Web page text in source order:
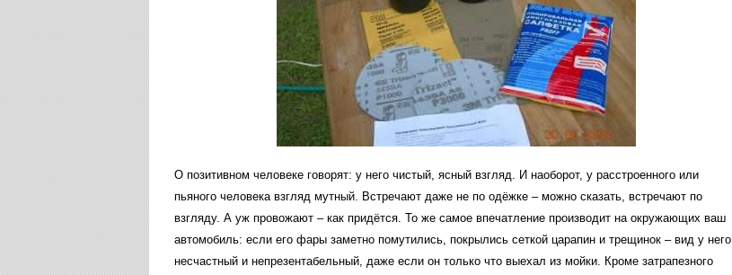
О позитивном человеке говорят: у него чистый, ясный взгляд. И наоборот, у расстроенного или
пьяного человека взгляд мутный. Встречают даже не по одёжке – можно сказать, встречают по
взгляду. А уж провожают – как придётся. То же самое впечатление производит на окружающих ваш
автомобиль: если его фары заметно помутились, покрылись сеткой царапин и трещинок – вид у него
несчастный и непрезентабельный, даже если он только что выехал из мойки. Кроме затрапезного